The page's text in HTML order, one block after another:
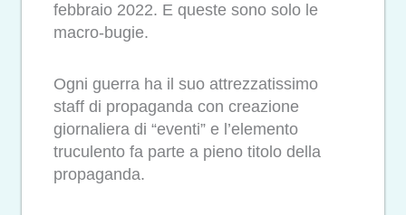
febbraio 2022. E queste sono solo le
macro-bugie.
Ogni guerra ha il suo attrezzatissimo
staff di propaganda con creazione
giornaliera di “eventi” e l’elemento
truculento fa parte a pieno titolo della
propaganda.